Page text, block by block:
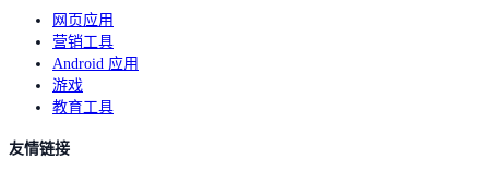
网页应用
营销工具
Android 应用
游戏
教育工具
友情链接